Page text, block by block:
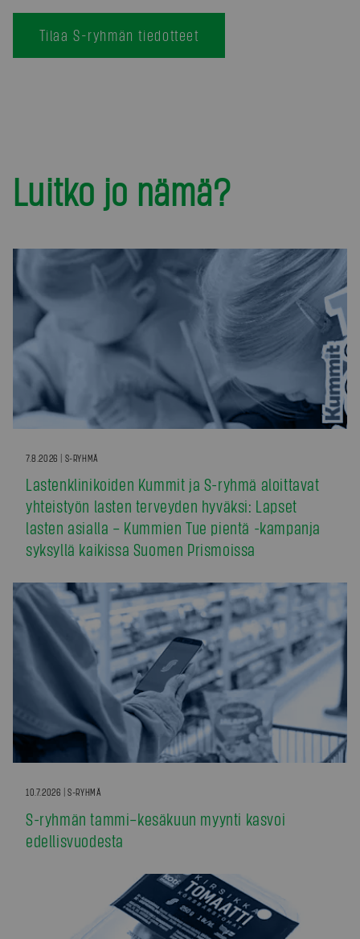
Tilaa S-ryhmän tiedotteet
Luitko jo nämä?
7.8.2026 | S-RYHMÄ
Lastenklinikoiden Kummit ja S-ryhmä aloittavat
yhteistyön lasten terveyden hyväksi: Lapset
lasten asialla – Kummien Tue pientä -kampanja
syksyllä kaikissa Suomen Prismoissa
10.7.2026 | S-RYHMÄ
S-ryhmän tammi–kesäkuun myynti kasvoi
edellisvuodesta